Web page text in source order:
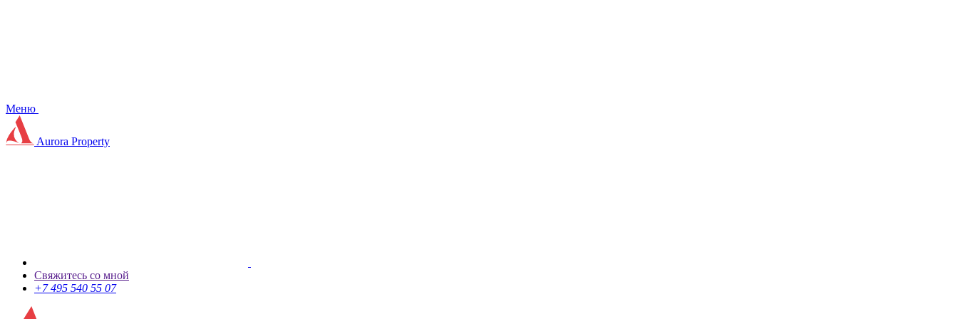
Меню
Aurora Property
Свяжитесь со мной
+7 495 540 55 07